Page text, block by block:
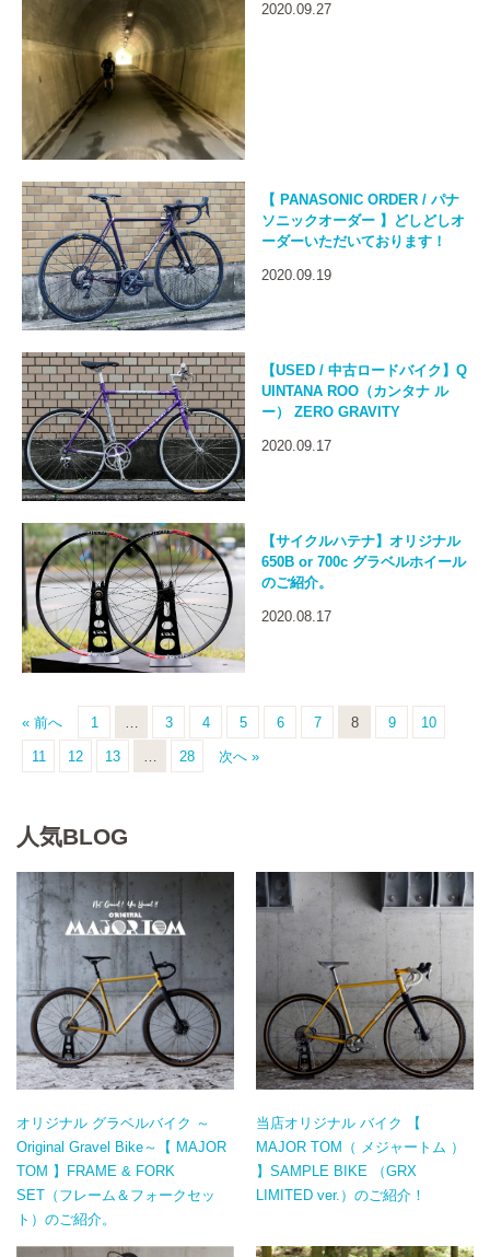
2020.09.27
【 PANASONIC ORDER / パナ
ソニックオーダー 】どしどしオ
ーダーいただいております！
2020.09.19
【USED / 中古ロードバイク】Q
UINTANA ROO（カンタナ ル
ー） ZERO GRAVITY
2020.09.17
【サイクルハテナ】オリジナル
650B or 700c グラベルホイール
のご紹介。
2020.08.17
« 前へ 1 3 4 5 6 7 8 9 10
11 12 13 28 次へ »
人気BLOG
オリジナル グラベルバイク ～
Original Gravel Bike～【 MAJOR
TOM 】FRAME & FORK
SET（フレーム＆フォークセッ
ト）のご紹介。
当店オリジナル バイク 【
MAJOR TOM（ メジャートム ）
】SAMPLE BIKE （GRX
LIMITED ver.）のご紹介！